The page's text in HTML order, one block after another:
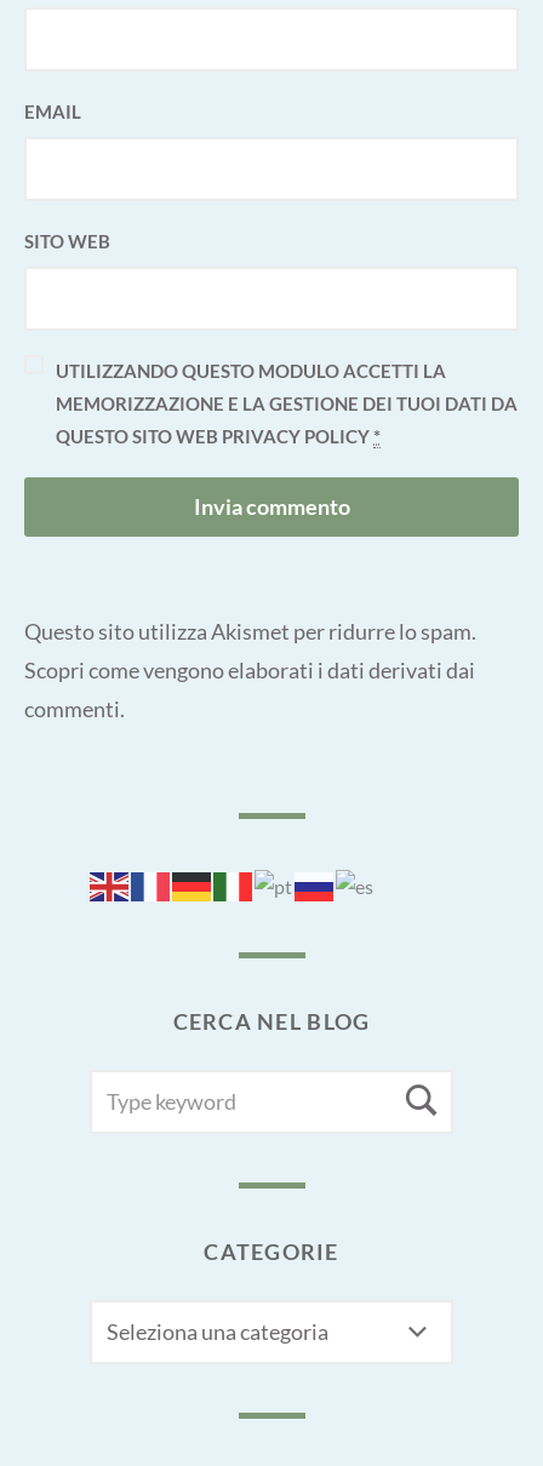
EMAIL
SITO WEB
UTILIZZANDO QUESTO MODULO ACCETTI LA
MEMORIZZAZIONE E LA GESTIONE DEI TUOI DATI DA
QUESTO SITO WEB PRIVACY POLICY*
Questo sito utilizza Akismet per ridurre lo spam.
Scopri come vengono elaborati i dati derivati dai
commenti.
CERCA NEL BLOG
FOR:
CATEGORIE